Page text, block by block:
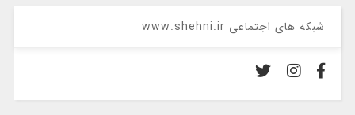
شبکه های اجتماعی www.shehni.ir